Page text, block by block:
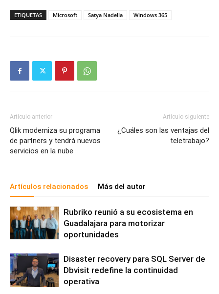
ETIQUETAS Microsoft Satya Nadella Windows 365
Artículo anterior
Qlik moderniza su programa
de partners y tendrá nuevos
servicios en la nube
Artículo siguiente
¿Cuáles son las ventajas del
teletrabajo?
Artículos relacionados Más del autor
Rubriko reunió a su ecosistema en
Guadalajara para motorizar
oportunidades
Disaster recovery para SQL Server de
Dbvisit redefine la continuidad
operativa